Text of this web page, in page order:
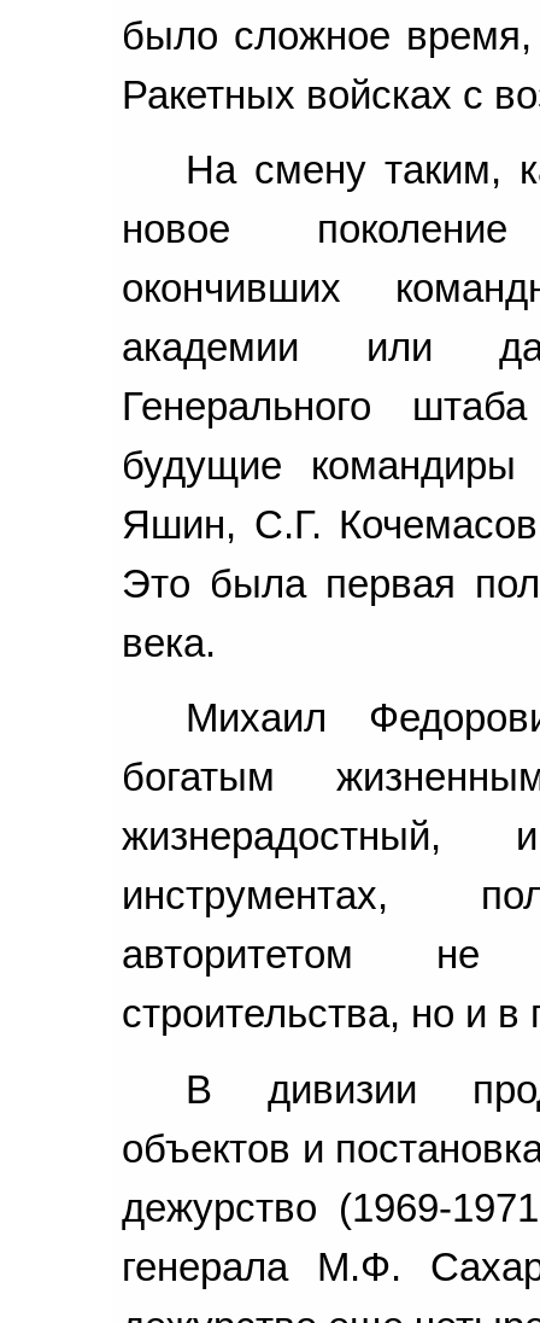
было сложное время,
Ракетных войсках с
На смену таким,
новое
окончивших
академии или
Генерального
будущие
Яшин, С.Г.
Это была первая
века.
Михаил
богатым
жизнерадостный,
инструментах,
авторитетом
строительства, но и
В дивизии
объектов и
дежурство (1969-
генерала М.Ф.